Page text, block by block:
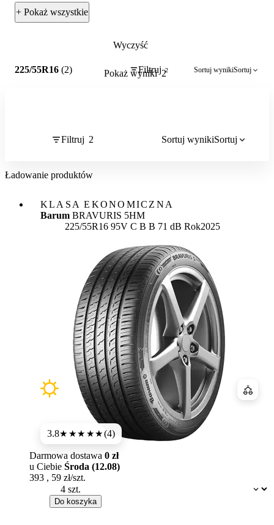
+ Pokaż wszystkie
Wyczyść
Pokaż wyniki 2
225/55R16 (2) Filtruj 2 Sortuj wynikiSortuj
Filtruj 2 Sortuj wynikiSortuj
Ładowanie produktów
KLASA EKONOMICZNA
Barum BRAVURIS 5HM
225/55R16 95V Etykieta:
C B B 71 dB Rok2025
3.8★★★★★(4)
Dostępność:
Darmowa dostawa 0 zł
u Ciebie Środa (12.08)
393 , 59 zł/szt.
Do koszyka